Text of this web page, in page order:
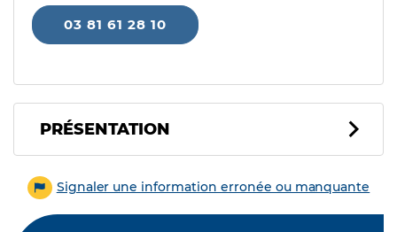
03 81 61 28 10
PRÉSENTATION
Signaler une information erronée ou manquante